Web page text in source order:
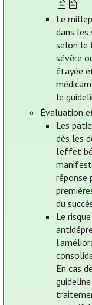
Le
dans les
selon le
sévère
étayée
le
Évaluation
Les
dès les
l'effet
réponse
du
Le
En cas